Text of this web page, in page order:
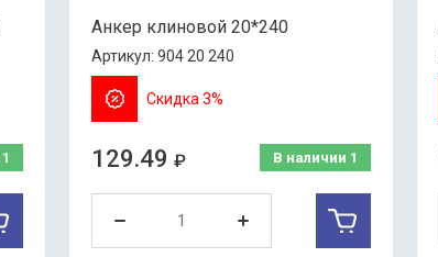
1
Анкер клиновой 20*240
Артикул: 904 20 240
Скидка 3%
В наличии 1
129.49 ₽